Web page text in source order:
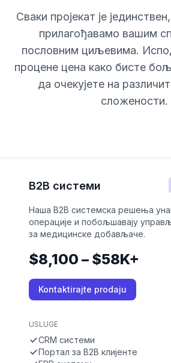
Сваки пројекат је
прилагођавамо вашим
пословним циљевима.
процене цена како бисте
да очекујете на
сложености.
B2B системи
Наша B2B системска решења
операције и побољшавају
за медицинске добављаче.
$8,100 – $58K+
Kontaktirajte prodaju
USLUGE
CRM системи
Портал за B2B клијенте